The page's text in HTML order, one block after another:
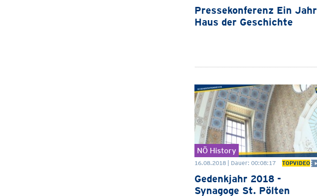
Pressekonferenz Ein Jahr
Haus der Geschichte
NÖ History
16.08.2018 | Dauer: 00:08:17 TOPVIDEO
Gedenkjahr 2018 -
Synagoge St. Pölten